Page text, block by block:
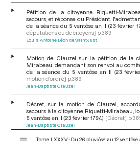
Pétition de la citoyenne Riquetti-
secours, et réponse du Président,
de la séance du 5 ventôse an II (23 février
députations ou de citoyens] p.389
Louis Antoine Léon de Saint-Just
Motion de Clauzel sur la pétition de la
Mirabeau, demandant son renvoi au
de la séance du 5 ventôse an II (23
motion d'ordre] p.389
Jean-Baptiste Clauzel
Décret, sur la motion de Clauzel,
secours à la citoyenne Riquetti-Mirabeau,
5 ventôse an II (23 février 1794) [Décret]
Jean-Baptiste Clauzel